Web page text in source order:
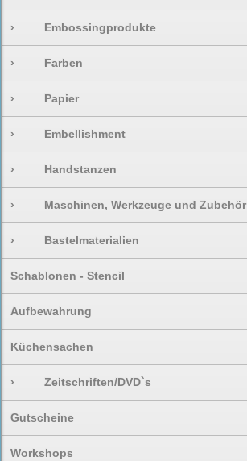
› Embossingprodukte
› Farben
› Papier
› Embellishment
› Handstanzen
› Maschinen, Werkzeuge und Zubehör
› Bastelmaterialien
Schablonen - Stencil
Aufbewahrung
Küchensachen
› Zeitschriften/DVD`s
Gutscheine
Workshops